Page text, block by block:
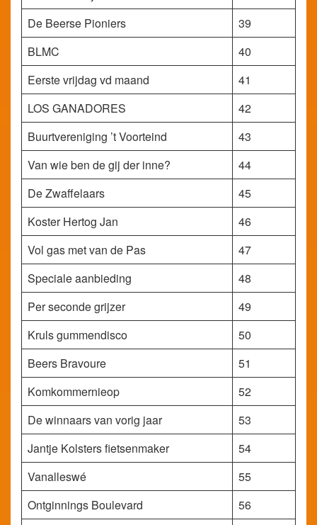
De Beerse Pioniers
39
BLMC
40
Eerste vrijdag vd maand
41
LOS GANADORES
42
Buurtvereniging ’t Voorteind
43
Van wie ben de gij der inne?
44
De Zwaffelaars
45
Koster Hertog Jan
46
Vol gas met van de Pas
47
Speciale aanbieding
48
Per seconde grijzer
49
Kruls gummendisco
50
Beers Bravoure
51
Komkommernieop
52
De winnaars van vorig jaar
53
Jantje Kolsters fietsenmaker
54
Vanalleswé
55
Ontginnings Boulevard
56